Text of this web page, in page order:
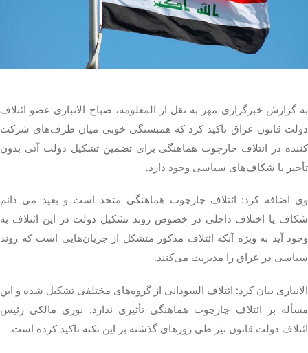
تک کده
پایگاه خبری آبان
خرید موتور ایمپلنت
به گزارش خبرگزاری مهر به نقل از المعلومه، صباح الانباری عضو ائتلاف
دولت قانون عراق تاکید کرد که همبستگی خوبی میان طرف‌های شرکت
کننده در ائتلاف چارچوب هماهنگی برای تضمین تشکیل دولت آتی بدون
تأخیر یا شکاف‌های سیاسی وجود دارد.
وی اضافه کرد: ائتلاف چارچوب هماهنگی متحد است و بعید می دانم
شکاف یا اختلاف داخلی در خصوص روند تشکیل دولت در این ائتلاف به
وجود آید به ویژه آنکه ائتلاف مذکور متشکل از جریان‌هایی است که روند
سیاسی در عراق را مدیریت می‌کنند.
الانباری بیان کرد: ائتلاف السودانی از گروه‌های مختلفی تشکیل شده و این
مسأله بر ائتلاف چارچوب هماهنگی تأثیری ندارد. نوری مالکی رئیس
ائتلاف دولت قانون نیز طی روزهای گذشته بر این نکته تاکید کرده است.